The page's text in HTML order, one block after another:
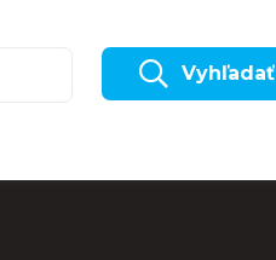
Vyhľadať